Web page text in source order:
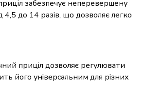
забезпечує неперевершену
до 14 разів, що дозволяє легко
приціл дозволяє регулювати
його універсальним для різних